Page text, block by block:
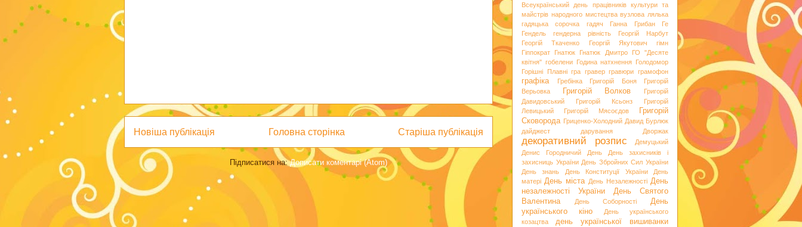
Новіша публікація Старіша публікація
Головна сторінка
Підписатися на:Дописати коментарі (Atom)
Всеукраїнський день працівників культури та
майстрів народного мистецтва вузлова лялька
гадяцька сорочка
гадяч Ганна Грибан
Ге
Гендель
гендерна рівність
Георгій Нарбут
Георгій Ткаченко
Георгій Якутович
гімн
Гіппократ
Гнатюк Гнатюк Дмитро
ГО "Десяте
квітня" гобелени Година натхнення Голодомор
Горішні Плавні гра гравер гравюри грамофон
графіка Гребінка Григорій Боня
Григорій
Верьовка
Григорій Волков
Григорій
Давидовський
Григорій Ксьонз
Григорій
Левицький
Григорій Мясоєдов
Григорій
Сковорода Гриценко-Холодний Давид Бурлюк
дайджест
дарування Дворжак
декоративний розпис
Демуцький
Денис Городничий
День
День захисників і
захисниць України День Збройних Сил України
День знань
День Конституції України
День
матері День міста День Незалежності День
незалежності України
День Святого
Валентина
День Соборності
День
українського кіно
День українського
козацтва
день української вишиванки